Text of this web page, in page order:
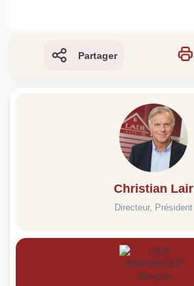
Partager
Christian Lair
Directeur, Président